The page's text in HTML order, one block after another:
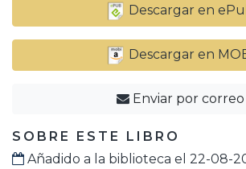
Descargar en
Descargar en
Enviar por correo
SOBRE ESTE LIBRO
Añadido a la biblioteca el 22-08-